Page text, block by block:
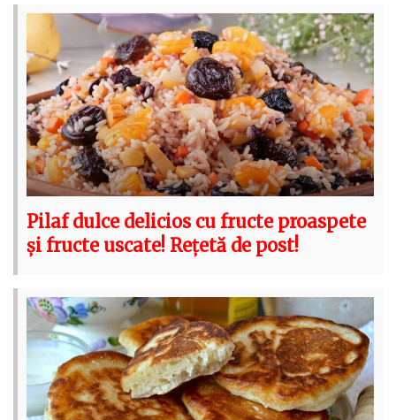
Pilaf dulce delicios cu fructe proaspete
și fructe uscate! Rețetă de post!